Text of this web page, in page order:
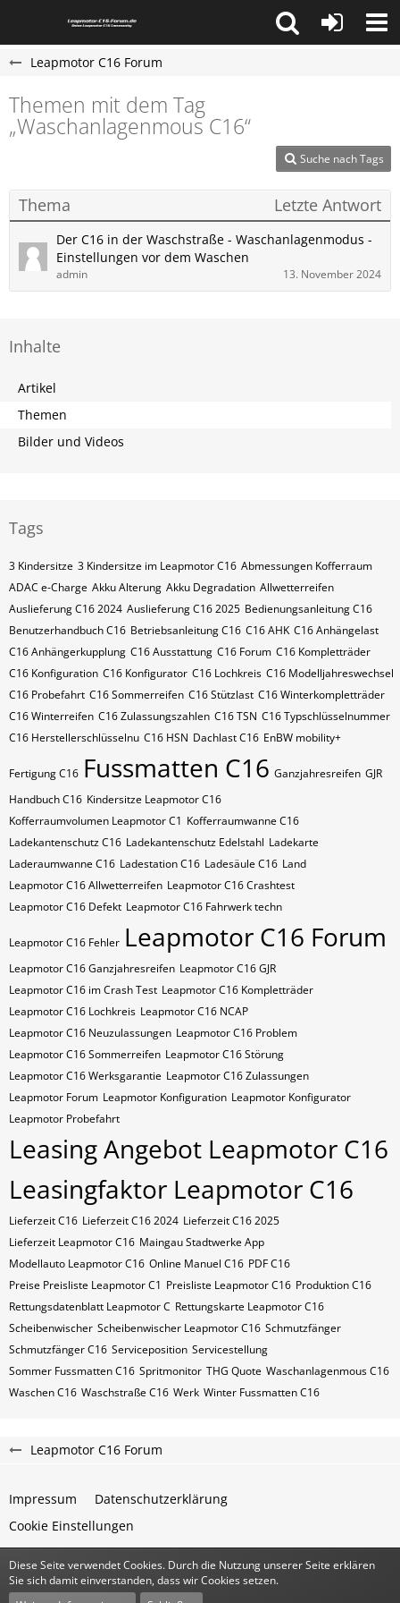
Leapmotor C16 Forum
Themen mit dem Tag
„Waschanlagenmous C16“
Suche nach Tags
Thema Letzte Antwort
Der C16 in der Waschstraße - Waschanlagenmodus -
Einstellungen vor dem Waschen
admin 13. November 2024
Inhalte
Artikel
Themen
Bilder und Videos
Tags
3 Kindersitze 3 Kindersitze im Leapmotor C16 Abmessungen Kofferraum
ADAC e-Charge Akku Alterung Akku Degradation Allwetterreifen
Auslieferung C16 2024 Auslieferung C16 2025 Bedienungsanleitung C16
Benutzerhandbuch C16 Betriebsanleitung C16 C16 AHK C16 Anhängelast
C16 Anhängerkupplung C16 Ausstattung C16 Forum C16 Kompletträder
C16 Konfiguration C16 Konfigurator C16 Lochkreis C16 Modelljahreswechsel
C16 Probefahrt C16 Sommerreifen C16 Stützlast C16 Winterkompletträder
C16 Winterreifen C16 Zulassungszahlen C16​​​​ TSN C16​​​​ Typschlüsselnummer
C16​​​​​ Herstellerschlüsselnu C16​​​​​ HSN Dachlast C16 EnBW mobility+
Fertigung C16 Fussmatten C16 Ganzjahresreifen GJR
Handbuch C16 Kindersitze Leapmotor C16
Kofferraumvolumen Leapmotor C1 Kofferraumwanne C16
Ladekantenschutz C16 Ladekantenschutz Edelstahl Ladekarte
Laderaumwanne C16 Ladestation C16 Ladesäule C16 Land
Leapmotor C16 Allwetterreifen Leapmotor C16 Crashtest
Leapmotor C16 Defekt Leapmotor C16 Fahrwerk techn
Leapmotor C16 Fehler Leapmotor C16 Forum
Leapmotor C16 Ganzjahresreifen Leapmotor C16 GJR
Leapmotor C16 im Crash Test Leapmotor C16 Kompletträder
Leapmotor C16 Lochkreis Leapmotor C16 NCAP
Leapmotor C16 Neuzulassungen Leapmotor C16 Problem
Leapmotor C16 Sommerreifen Leapmotor C16 Störung
Leapmotor C16 Werksgarantie Leapmotor C16 Zulassungen
Leapmotor Forum Leapmotor Konfiguration Leapmotor Konfigurator
Leapmotor Probefahrt
Leasing Angebot Leapmotor C16
Leasingfaktor Leapmotor C16
Lieferzeit C16 Lieferzeit C16 2024 Lieferzeit C16 2025
Lieferzeit Leapmotor C16 Maingau Stadtwerke App
Modellauto Leapmotor C16 Online Manuel C16 PDF C16
Preise Preisliste Leapmotor C1 Preisliste Leapmotor C16 Produktion C16
Rettungsdatenblatt Leapmotor C Rettungskarte Leapmotor C16
Scheibenwischer Scheibenwischer Leapmotor​ C16 Schmutzfänger
Schmutzfänger C16 Serviceposition Servicestellung
Sommer Fussmatten C16 Spritmonitor THG Quote Waschanlagenmous C16
Waschen C16 Waschstraße C16 Werk Winter Fussmatten C16
Leapmotor C16 Forum
Impressum
Datenschutzerklärung
Cookie Einstellungen
Community-Software:WoltLab Suite™
Diese Seite verwendet Cookies. Durch die Nutzung unserer Seite erklären
Sie sich damit einverstanden, dass wir Cookies setzen.